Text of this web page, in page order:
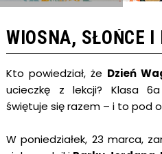
WIOSNA, SŁOŃCE
Kto powiedział, że Dzień
ucieczkę z lekcji? Klasa
świętuje się razem – i to pod
W poniedziałek, 23 marca,